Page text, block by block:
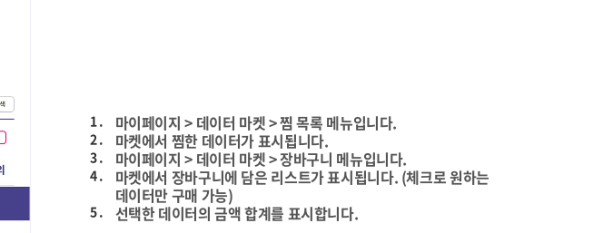
1 . 마이페이지 > 데이터 마켓 > 찜 목록 메뉴입니다.
2 . 마켓에서 찜한 데이터가 표시됩니다.
3 . 마이페이지 > 데이터 마켓 > 장바구니 메뉴입니다.
4 .
마켓에서 장바구니에 담은 리스트가 표시됩니다. (체크로 원하는
데이터만 구매 가능)
5 . 선택한 데이터의 금액 합계를 표시합니다.